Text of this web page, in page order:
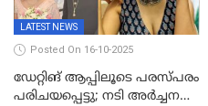
LATEST NEWS
Posted On 16-10-2025
ഡേറ്റിങ് ആപ്പിലൂടെ പരസ്പരം
പരിചയപ്പെട്ടു; നടി അർച്ചന